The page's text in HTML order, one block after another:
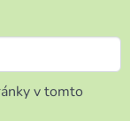
v tomto